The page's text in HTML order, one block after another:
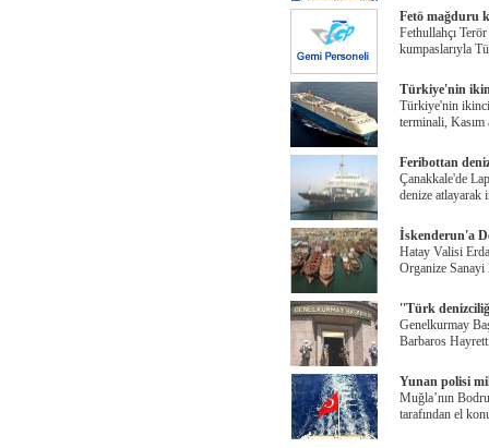
Fetö mağduru
Fethullahçı
kumpaslarıyla
Türkiye'nin
Türkiye'nin ikinci
terminali,
Feribottan
Çanakkale'de
denize
İskenderun'a
Hatay Valisi
Organize
''Türk
Genelkurmay
Barbaros
Yunan polisi
Muğla’nın
tarafından el